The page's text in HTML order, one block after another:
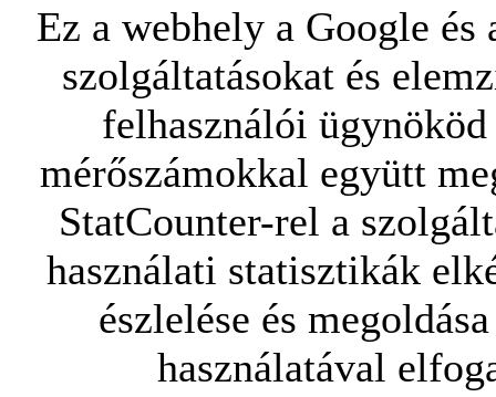
Ez a webhely a Google
szolgáltatásokat és
felhasználói
mérőszámokkal együtt
StatCounter-rel a
használati statisztikák
észlelése és
használatával